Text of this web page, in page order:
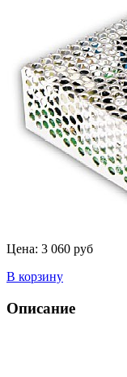
Цена: 3 060 руб
В корзину
Описание